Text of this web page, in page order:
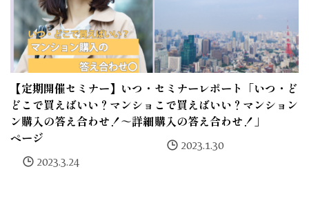
【定期開催セミナー】いつ・
どこで買えばいい？マンショ
ン購入の答え合わせ！～詳細
ページ
2023.3.24
セミナーレポート「いつ・ど
こで買えばいい？マンション
購入の答え合わせ！」
2023.1.30